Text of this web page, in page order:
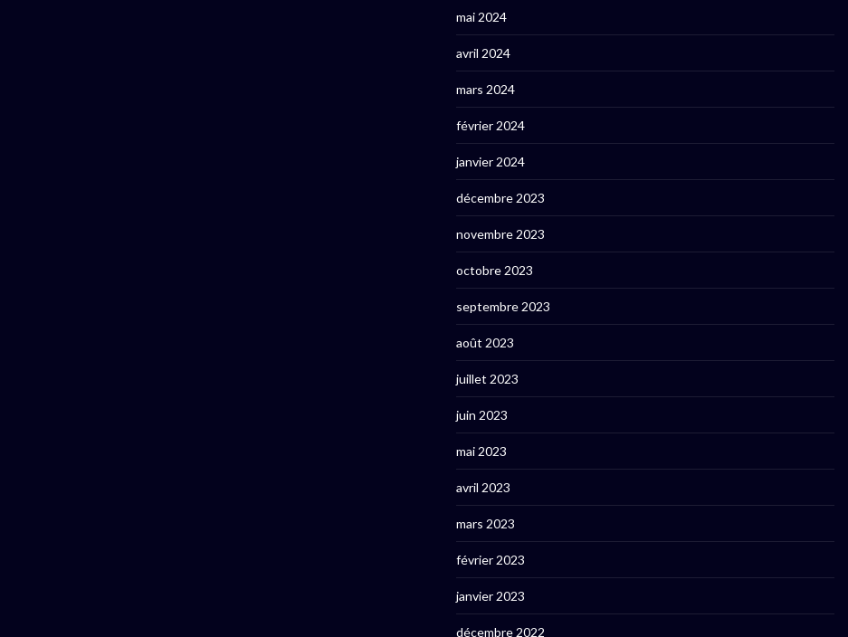
mai 2024
avril 2024
mars 2024
février 2024
janvier 2024
décembre 2023
novembre 2023
octobre 2023
septembre 2023
août 2023
juillet 2023
juin 2023
mai 2023
avril 2023
mars 2023
février 2023
janvier 2023
décembre 2022